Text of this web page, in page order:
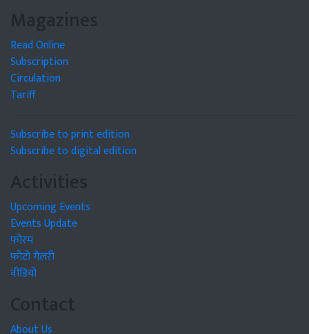
Magazines
Read Online
Subscription
Circulation
Tariff
Subscribe to print edition
Subscribe to digital edition
Activities
Upcoming Events
Events Update
फोरम
फोटो गैलरी
वीडियो
Contact
About Us